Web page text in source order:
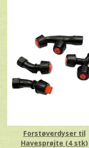
Forstøverdyser til
Havesprøjte (4 stk)